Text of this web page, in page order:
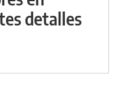
detalles